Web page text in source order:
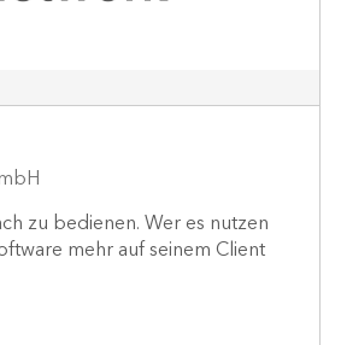
zu bedienen. Wer es nutzen
mehr auf seinem Client